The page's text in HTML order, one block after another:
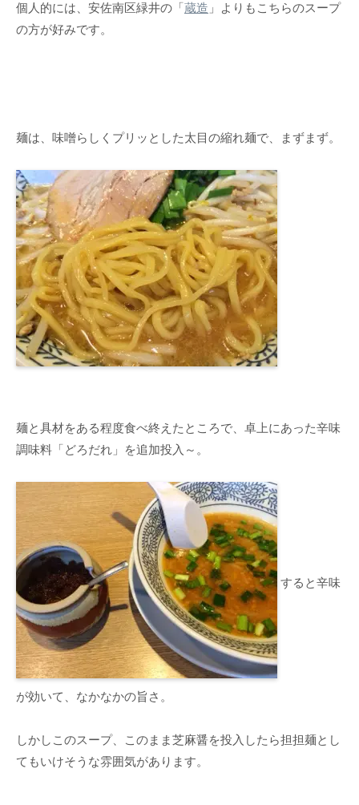
個人的には、安佐南区緑井の「蔵造 」よりもこちらのスープ
の方が好みです。
麺は、味噌らしくプリッとした太目の縮れ麺で、まずまず。
麺と具材をある程度食べ終えたところで、卓上にあった辛味
調味料「どろだれ」を追加投入～。
すると辛味
が効いて、なかなかの旨さ。
しかしこのスープ、このまま芝麻醤を投入したら担担麺とし
てもいけそうな雰囲気があります。